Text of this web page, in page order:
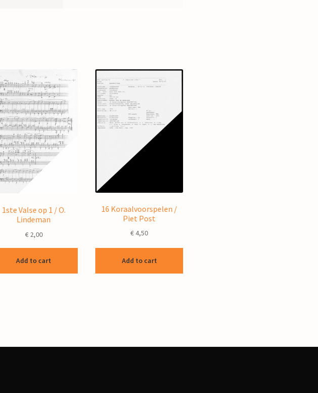
1ste Valse op 1 / O.
Lindeman
€2,00
Add to cart
16 Koraalvoorspelen /
Piet Post
€4,50
Add to cart